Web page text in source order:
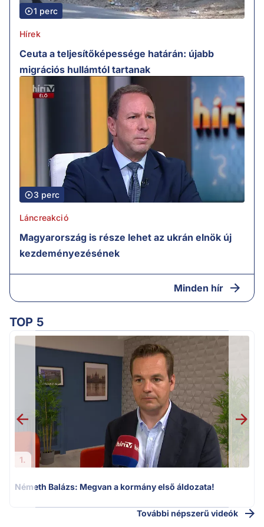
1 perc
Hírek
Ceuta a teljesítőképessége határán: újabb
migrációs hullámtól tartanak
3 perc
Láncreakció
Magyarország is része lehet az ukrán elnök új
kezdeményezésének
Minden hír
TOP 5
1.
Németh Balázs: Megvan a kormány első áldozata!
További népszerű videók